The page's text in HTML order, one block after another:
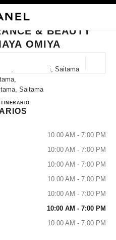
BOUTIQUE
de esta barra de búsqueda
FRAGRANCE & BEAUTY
& BEAUTY
OMIYA
Ku, Saitama-Shi, Saitama
Saitama
1257
ITINERARIOCHANEL FRAGRANCE &
10:00 AM - 7:00 PM
10:00 AM - 7:00 PM
10:00 AM - 7:00 PM
10:00 AM - 7:00 PM
10:00 AM - 7:00 PM
10:00 AM - 7:00 PM
10:00 AM - 7:00 PM
Y JOYERÍA